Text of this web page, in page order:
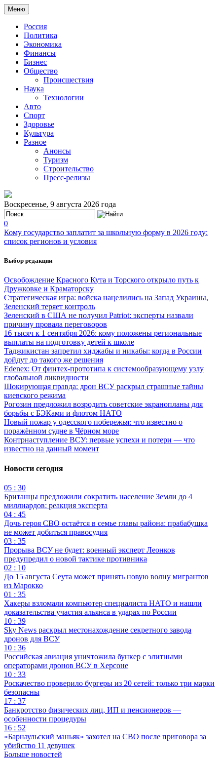
Меню
Россия
Политика
Экономика
Финансы
Бизнес
Общество
Происшествия
Наука
Технологии
Авто
Спорт
Здоровье
Культура
Разное
Анонсы
Туризм
Строительство
Пресс-релизы
Воскресенье, 9 августа 2026 года
0
Кому государство заплатит за школьную форму в 2026 году:
список регионов и условия
Выбор редакции
Освобождение Красного Кута и Торского открыло путь к
Дружковке и Краматорску
Стратегическая игра: войска нацелились на Запад Украины,
Зеленский теряет контроль
Зеленский в США не получил Patriot: эксперты назвали
причину провала переговоров
16 тысяч к 1 сентября 2026: кому положены региональные
выплаты на подготовку детей к школе
Таджикистан запретил хиджабы и никабы: когда в России
дойдут до такого же решения
Edenex: От финтех-прототипа к системообразующему узлу
глобальной ликвидности
Шокирующая правда: дрон ВСУ раскрыл страшные тайны
киевского режима
Рогозин предложил возродить советские экранопланы для
борьбы с БЭКами и флотом НАТО
Новый пожар у одесского побережья: что известно о
поражённом судне в Чёрном море
Контрнаступление ВСУ: первые успехи и потери — что
известно на данный момент
Новости сегодня
05 : 30
Британцы предложили сократить население Земли до 4
миллиардов: реакция эксперта
04 : 45
Дочь героя СВО остаётся в семье главы района: прабабушка
не может добиться правосудия
03 : 35
Прорыва ВСУ не будет: военный эксперт Леонков
предупредил о новой тактике противника
02 : 10
До 15 августа Сеута может принять новую волну мигрантов
из Марокко
01 : 35
Хакеры взломали компьютер специалиста НАТО и нашли
доказательства участия альянса в ударах по России
10 : 39
Sky News раскрыл местонахождение секретного завода
дронов для ВСУ
10 : 36
Российская авиация уничтожила бункер с элитными
операторами дронов ВСУ в Херсоне
10 : 33
Роскачество проверило бургеры из 20 сетей: только три марки
безопасны
17 : 37
Банкротство физических лиц, ИП и пенсионеров —
особенности процедуры
16 : 52
«Барнаульский маньяк» захотел на СВО после приговора за
убийство 11 девушек
Больше новостей